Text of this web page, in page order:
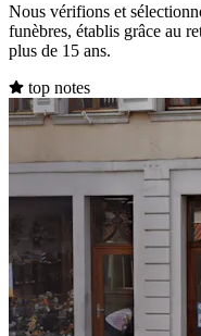
Nous vérifions et
funèbres, établis grâce au
plus de 15 ans.
top notes